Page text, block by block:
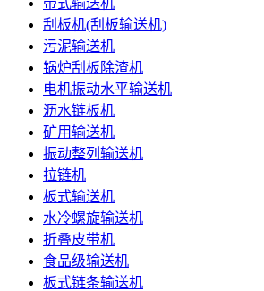
带式输送机
刮板机(刮板输送机)
污泥输送机
锅炉刮板除渣机
电机振动水平输送机
沥水链板机
矿用输送机
振动整列输送机
拉链机
板式输送机
水冷螺旋输送机
折叠皮带机
食品级输送机
板式链条输送机